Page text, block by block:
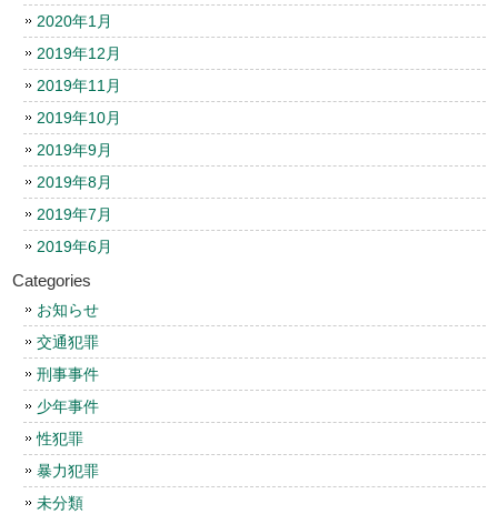
2020年1月
2019年12月
2019年11月
2019年10月
2019年9月
2019年8月
2019年7月
2019年6月
Categories
お知らせ
交通犯罪
刑事事件
少年事件
性犯罪
暴力犯罪
未分類